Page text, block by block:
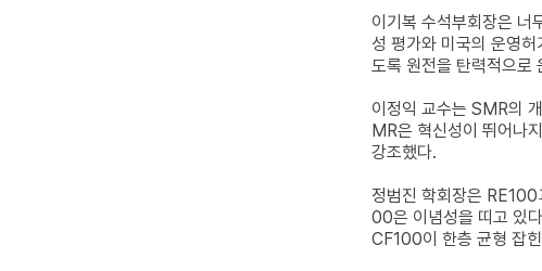
이기복 수석부회장은 너
성 평가와 미국의 운영
도록 원전을 탄력적으로
이정익 교수는 SMR의
MR은 혁신성이 뛰어나
강조했다.
정범진 학회장은 RE100
00은 이념성을 띠고 있
CF100이 한층 균형 잡